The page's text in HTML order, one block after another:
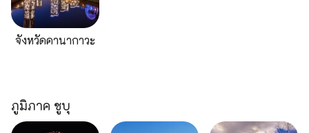
จังหวัดคานากาวะ
ภูมิภาค ชูบุ